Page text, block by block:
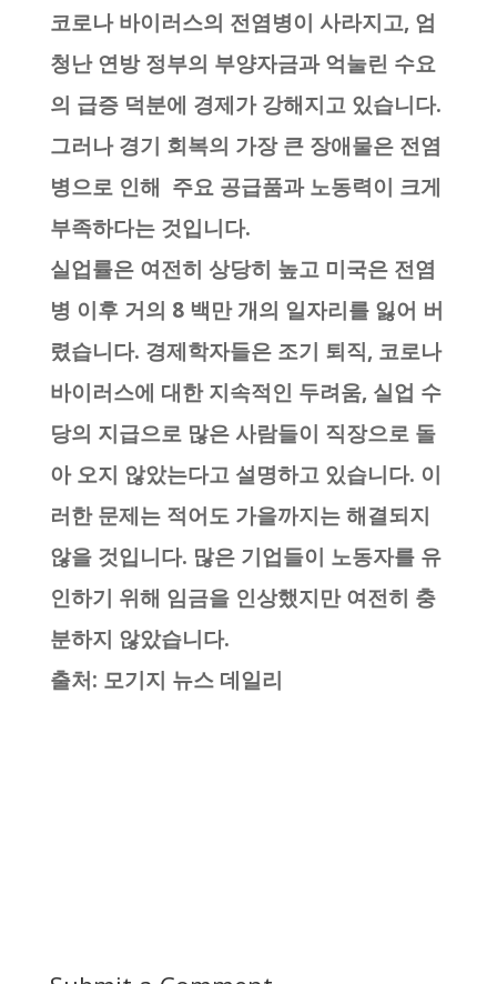
코로나 바이러스의 전염병이 사라지고, 엄
청난 연방 정부의 부양자금과 억눌린 수요
의 급증 덕분에 경제가 강해지고 있습니다.
그러나 경기 회복의 가장 큰 장애물은 전염
병으로 인해 주요 공급품과 노동력이 크게
부족하다는 것입니다.
실업률은 여전히 ​​상당히 높고 미국은 전염
병 이후 거의 8 백만 개의 일자리를 잃어 버
렸습니다. 경제학자들은 조기 퇴직, 코로나
바이러스에 대한 지속적인 두려움, 실업 수
당의 지급으로 많은 사람들이 직장으로 돌
아 오지 않았는다고 설명하고 있습니다. 이
러한 문제는 적어도 가을까지는 해결되지
않을 것입니다. 많은 기업들이 노동자를 유
인하기 위해 임금을 인상했지만 여전히 충
분하지 않았습니다.
출처: 모기지 뉴스 데일리